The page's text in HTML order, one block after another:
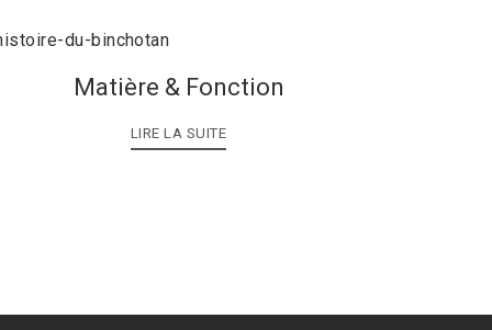
Matière & Fonction
LIRE LA SUITE